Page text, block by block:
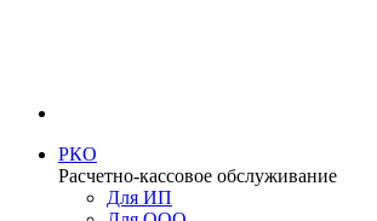
РКО
Расчетно-кассовое обслуживание
Для ИП